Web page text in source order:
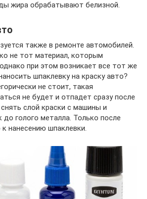
жира обрабатывают белизной.
также в ремонте автомобилей.
не тот материал, которым
при этом возникает все тот же
шпаклевку на краску авто?
не стоит, такая
не будет и отпадет сразу после
слой краски с машины и
до голого металла. Только после
нанесению шпаклевки.